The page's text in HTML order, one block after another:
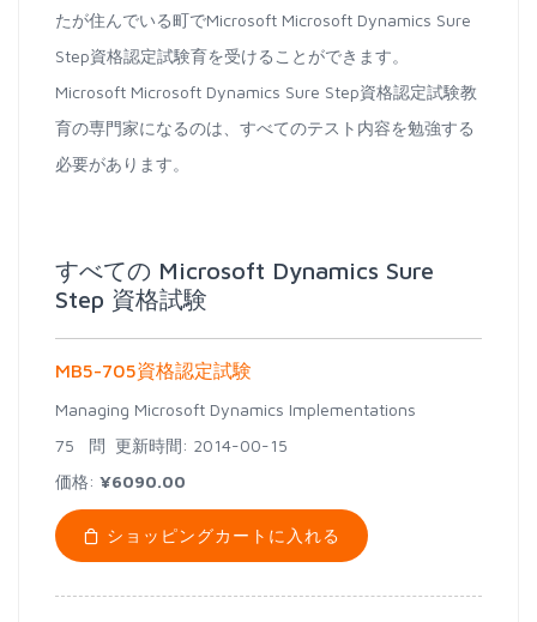
たが住んでいる町でMicrosoft Microsoft Dynamics Sure
Step資格認定試験育を受けることができます。
Microsoft Microsoft Dynamics Sure Step資格認定試験教
育の専門家になるのは、すべてのテスト内容を勉強する
必要があります。
すべての Microsoft Dynamics Sure
Step 資格試験
MB5-705資格認定試験
Managing Microsoft Dynamics Implementations
75 問 更新時間: 2014-00-15
価格: ¥6090.00
ショッピングカートに入れる